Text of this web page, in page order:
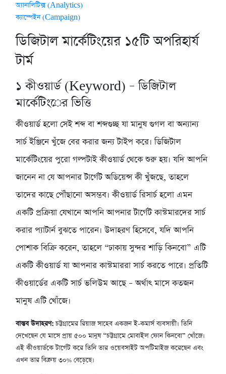
অ্যানালিটিক্স (Analytics)
ক্যাম্পেইন (Campaign)
ডিজিটাল মার্কেটিংয়ের ১৫টি অপরিহার্য
টার্ম
১ কীওয়ার্ড (Keyword) – ডিজিটাল
মার্কেটিংের ভিত্তি
কীওয়ার্ড হলো সেই শব্দ বা শব্দগুচ্ছ যা মানুষ গুগল বা অন্যান্য
সার্চ ইঞ্জিনে খুঁজে বের করার জন্য টাইপ করে। ডিজিটাল
মার্কেটিংয়ের পুরো গল্পটাই কীওয়ার্ড থেকে শুরু হয়। যদি আপনি
জানেন না যে আপনার টার্গেট অডিয়েন্স কী খুঁজছে, তাহলে
তাদের কাছে পৌঁছানো অসম্ভব। কীওয়ার্ড রিসার্চ হলো এমন
একটি প্রক্রিয়া যেখানে আপনি আপনার টার্গেট কাস্টমারদের সার্চ
করার প্যাটার্ন বুঝতে পারেন। উদাহরণ হিসেবে, যদি আপনি
পোশাক বিক্রি করেন, তাহলে “ঢাকায় সুন্দর শাড়ি কিনবো” এটি
একটি কীওয়ার্ড যা আপনার কাস্টমাররা সার্চ করতে পারে। প্রতিটি
কীওয়ার্ডের একটি সার্চ ভলিউম আছে – অর্থাৎ মাসে কতজন
মানুষ এটি খোঁজে।
বাস্তব উদাহরণ:চট্টগ্রামের রিয়াজ সাহেব একজন ই-কমার্স ব্যবসায়ী। তিনি
দেখেছেন যে মাসে প্রায় ৫০০ মানুষ “চট্টগ্রামে মোবাইল ফোন কিনবো” খোঁজে।
এই কীওয়ার্ডকে টার্গেট করে তিনি তার ওয়েবসাইট অপটিমাইজ করেছেন এবং
এখন তার বিক্রয় ৩০% বেড়েছে।